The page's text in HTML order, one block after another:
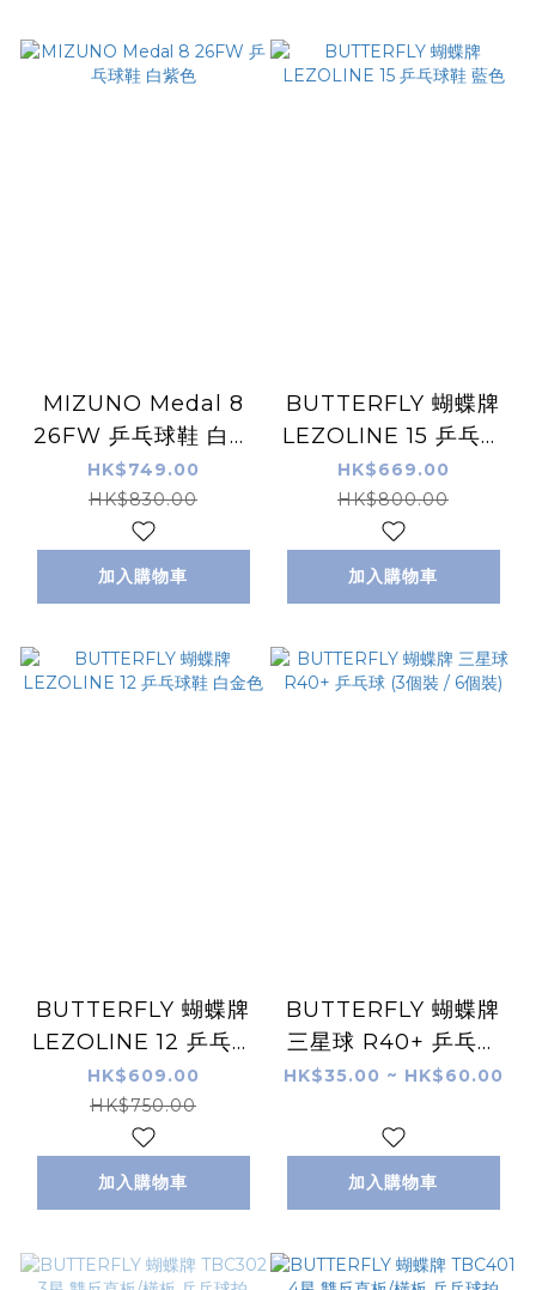
MIZUNO Medal 8
26FW 乒乓球鞋 白紫
色
HK$749.00
HK$830.00
加入購物車
BUTTERFLY 蝴蝶牌
LEZOLINE 15 乒乓球
鞋 藍色
HK$669.00
HK$800.00
加入購物車
BUTTERFLY 蝴蝶牌
LEZOLINE 12 乒乓球
鞋 白金色
HK$609.00
HK$750.00
加入購物車
BUTTERFLY 蝴蝶牌
三星球 R40+ 乒乓球
(3個裝 / 6個裝)
HK$35.00 ~ HK$60.00
加入購物車